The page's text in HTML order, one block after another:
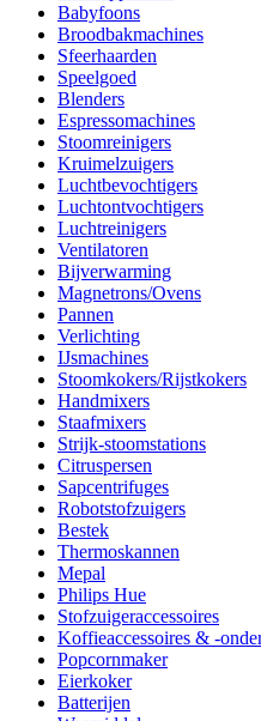
Babyfoons
Broodbakmachines
Sfeerhaarden
Speelgoed
Blenders
Espressomachines
Stoomreinigers
Kruimelzuigers
Luchtbevochtigers
Luchtontvochtigers
Luchtreinigers
Ventilatoren
Bijverwarming
Magnetrons/Ovens
Pannen
Verlichting
IJsmachines
Stoomkokers/Rijstkokers
Handmixers
Staafmixers
Strijk-stoomstations
Citruspersen
Sapcentrifuges
Robotstofzuigers
Bestek
Thermoskannen
Mepal
Philips Hue
Stofzuigeraccessoires
Koffieaccessoires & -
Popcornmaker
Eierkoker
Batterijen